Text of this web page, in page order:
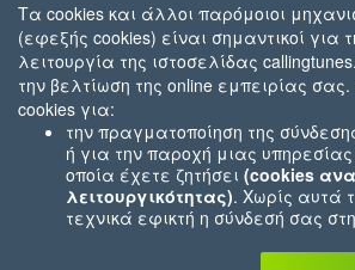
Τα cookies και άλλοι παρόμοιοι
(εφεξής cookies) είναι σημαντικοί για
λειτουργία της ιστοσελίδας
την βελτίωση της online εμπειρίας
cookies για:
την πραγματοποίηση της
ή για την παροχή μιας υπηρεσίας
οποία έχετε ζητήσει (cookies
λειτουργικότητας). Χωρίς αυτά
τεχνικά εφικτή η σύνδεσή σας
που εσείς μας ζητήσατε